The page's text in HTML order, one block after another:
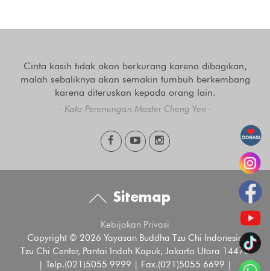
Cinta kasih tidak akan berkurang karena dibagikan,
malah sebaliknya akan semakin tumbuh berkembang
karena diteruskan kepada orang lain.
- Kata Perenungan Master Cheng Yen -
Sitemap
Kebijakan Privasi
Copyright © 2026 Yayasan Buddha Tzu Chi Indonesia
Tzu Chi Center, Pantai Indah Kapuk, Jakarta Utara 14470
| Telp.(021)5055 9999 | Fax.(021)5055 6699 |